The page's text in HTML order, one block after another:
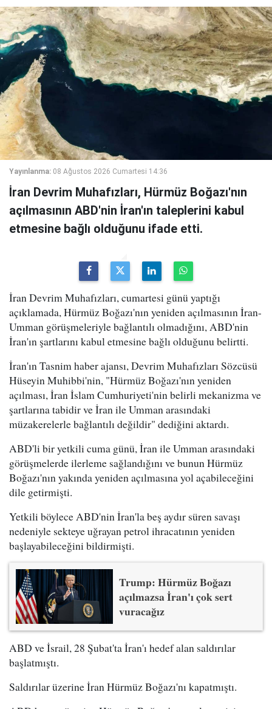
Yayınlanma: 08 Ağustos 2026 Cumartesi 14:36
İran Devrim Muhafızları, Hürmüz Boğazı'nın
açılmasının ABD'nin İran'ın taleplerini kabul
etmesine bağlı olduğunu ifade etti.
İran Devrim Muhafızları, cumartesi günü yaptığı
açıklamada, Hürmüz Boğazı'nın yeniden açılmasının İran-
Umman görüşmeleriyle bağlantılı olmadığını, ABD'nin
İran'ın şartlarını kabul etmesine bağlı olduğunu belirtti.
İran'ın Tasnim haber ajansı, Devrim Muhafızları Sözcüsü
Hüseyin Muhibbi'nin, "Hürmüz Boğazı'nın yeniden
açılması, İran İslam Cumhuriyeti'nin belirli mekanizma ve
şartlarına tabidir ve İran ile Umman arasındaki
müzakerelerle bağlantılı değildir" dediğini aktardı.
ABD'li bir yetkili cuma günü, İran ile Umman arasındaki
görüşmelerde ilerleme sağlandığını ve bunun Hürmüz
Boğazı'nın yakında yeniden açılmasına yol açabileceğini
dile getirmişti.
Yetkili böylece ABD'nin İran'la beş aydır süren savaşı
nedeniyle sekteye uğrayan petrol ihracatının yeniden
başlayabileceğini bildirmişti.
Trump: Hürmüz Boğazı
açılmazsa İran'ı çok sert
vuracağız
ABD ve İsrail, 28 Şubat'ta İran'ı hedef alan saldırılar
başlatmıştı.
Saldırılar üzerine İran Hürmüz Boğazı'nı kapatmıştı.